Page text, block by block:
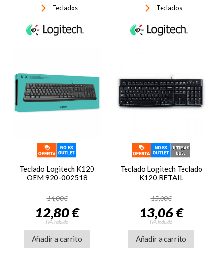
keyboard_arrow_right Teclados keyboard_arrow_right Teclados
Teclado Logitech K120
OEM 920-002518
14,00€
12,80 €
IVA incluido
Añadir a carrito
Teclado Logitech Teclado
K120 RETAIL
15,00€
13,06 €
IVA incluido
Añadir a carrito